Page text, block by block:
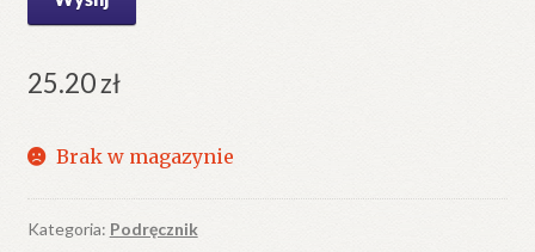
25.20zł
Brak w magazynie
Kategoria: Podręcznik